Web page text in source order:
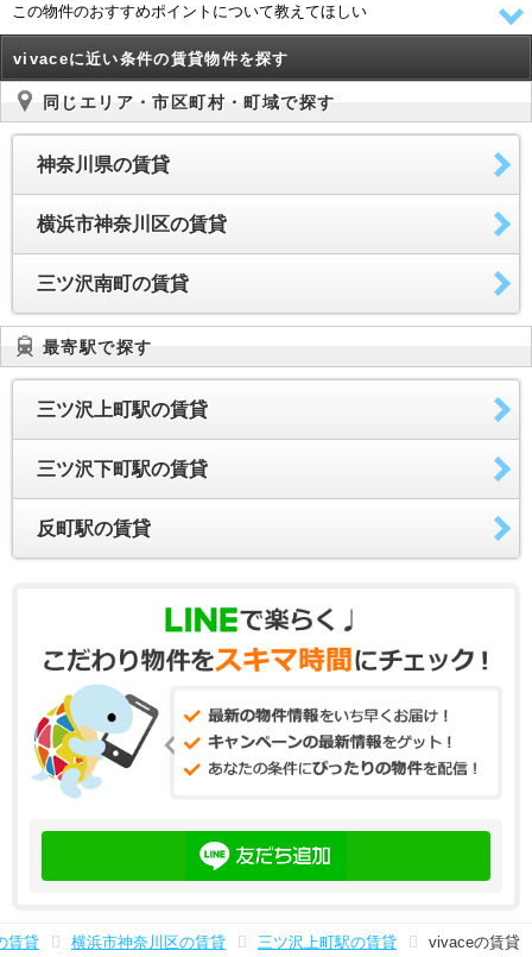
この物件のおすすめポイントについて教えてほしい
vivaceに近い条件の賃貸物件を探す
同じエリア・市区町村・町域で探す
神奈川県の賃貸
横浜市神奈川区の賃貸
三ツ沢南町の賃貸
最寄駅で探す
三ツ沢上町駅の賃貸
三ツ沢下町駅の賃貸
反町駅の賃貸
賃貸 横浜市神奈川区の賃貸 三ツ沢上町駅の賃貸 vivaceの賃貸